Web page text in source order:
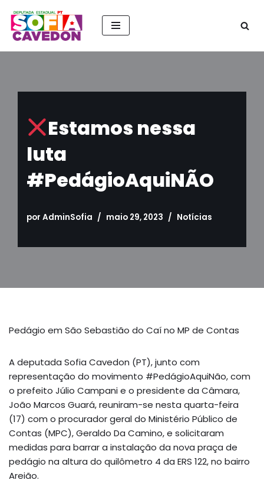
Pular
Estamos nessa
luta
#PedágioAquiNÃO
por AdminSofia maio 29, 2023 Notícias
Pedágio em São Sebastião do Caí no MP de Contas
A deputada Sofia Cavedon (PT), junto com
representação do movimento #PedágioAquiNão, com
o prefeito Júlio Campani e o presidente da Câmara,
João Marcos Guará, reuniram-se nesta quarta-feira
(17) com o procurador geral do Ministério Público de
Contas (MPC), Geraldo Da Camino, e solicitaram
medidas para barrar a instalação da nova praça de
pedágio na altura do quilômetro 4 da ERS 122, no bairro
Areião.